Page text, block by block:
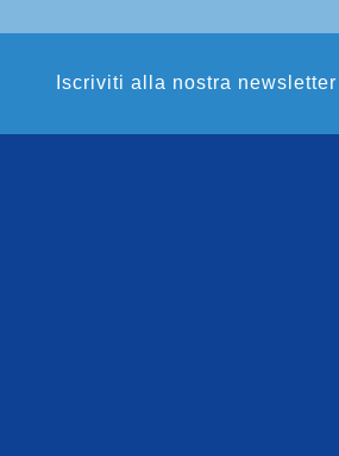
Iscriviti alla nostra